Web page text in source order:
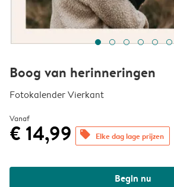
Boog van herinneringen
Fotokalender Vierkant
Vanaf
€ 14,99 offers Elke dag lage prijzen
Begin nu